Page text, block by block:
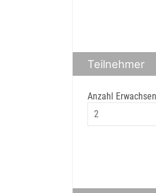
Teilnehmer
Anzahl